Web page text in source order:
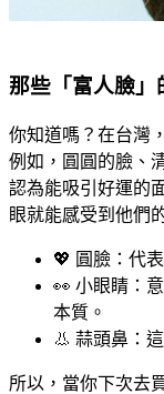
那些「富人臉」
你知道嗎？在台灣
例如，圓圓的臉、
認為能吸引好運的
眼就能感受到他們
💖 圓臉：代
👀 小眼睛：
本質。
👃 蒜頭鼻：
所以，當你下次去